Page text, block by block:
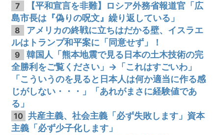
7
【平和宣言を非難】ロシア外務省報道官「広
島市長は『偽りの呪文』繰り返している」
8
アメリカの終戦に立ちはだかる壁、イスラエ
ルはトランプ和平案に「同意せず」！
9
韓国人「熊本地震で見る日本の土木技術の完
全勝利をご覧ください」→「これはすごいわ」
「こういうのを見ると日本人は何か適当に作る感
じがしない・・・」「あれがまさに経験値であ
る」
10 共産主義、社会主義「必ず失敗します」資本
主義「必ず少子化します」